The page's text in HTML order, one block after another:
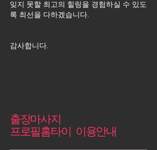
잊지 못할 최고의 힐링을 경험하실 수 있도
록 최선을 다하겠습니다.
​감사합니다.
출장마사지
프로필홈타이 이용안내